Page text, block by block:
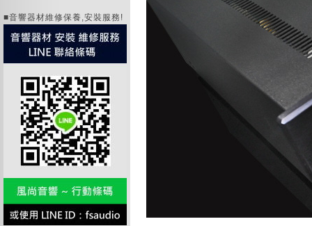
■音響器材維修保養,安裝服務!